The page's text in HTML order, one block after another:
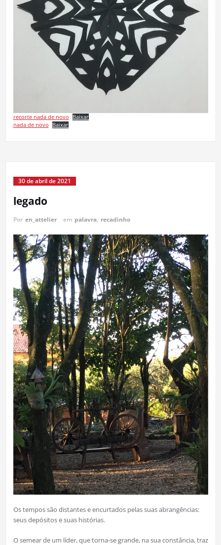
recorte nada de novo
Baixar
nada de novo
Baixar
30 de abril de 2021
legado
Por en_attelier em palavra, recadinho
Os tempos são distantes e encurtados pelas suas abrangências:
seus depósitos e suas histórias.
O semear de um líder, que torna-se grande, na sua constância, traz